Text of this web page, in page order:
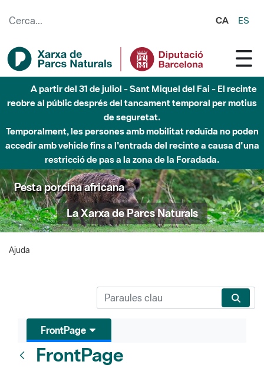
CA ES
A partir del 31 de juliol - Sant Miquel del Fai - El recinte
reobre al públic després del tancament temporal per motius
de seguretat.
Temporalment, les persones amb mobilitat reduïda no poden
accedir amb vehicle fins a l'entrada del recinte a causa d'una
restricció de pas a la zona de la Foradada.
Pesta porcina africana
La Xarxa de Parcs Naturals
Ajuda
FrontPage
FrontPage